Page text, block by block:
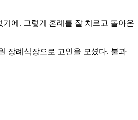
에. 그렇게 혼례를 잘 치르고 돌아온
장례식장으로 고인을 모셨다. 불과